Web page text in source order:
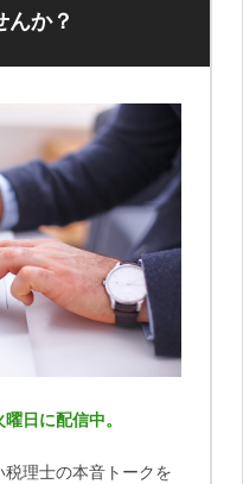
んか？
日に配信中。
理士の本音トークを